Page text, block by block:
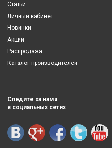
Статьи
Личный кабинет
Новинки
Акции
Распродажа
Каталог производителей
Следите за нами
в социальных сетях